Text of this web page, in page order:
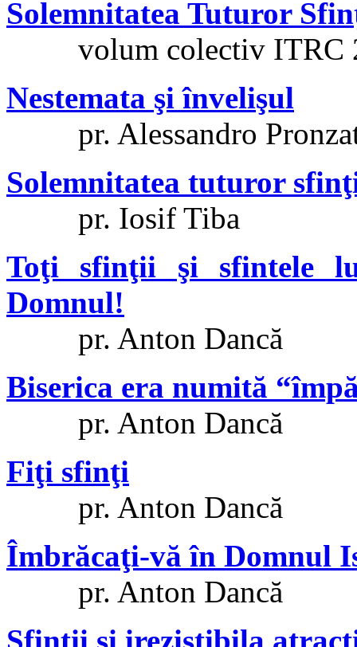
Solemnitatea Tuturor
volum colectiv ITRC
Nestemata şi învelişul
pr. Alessandro
Solemnitatea tuturor
pr. Iosif Tiba
Toţi sfinţii şi sfintele
Domnul!
pr. Anton Dancă
Biserica era numită
pr. Anton Dancă
Fiţi sfinţi
pr. Anton Dancă
Îmbrăcaţi-vă în Domnul
pr. Anton Dancă
Sfinţii şi irezistibila